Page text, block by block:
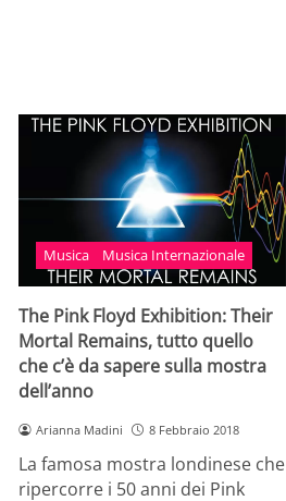
Musica Musica Internazionale
The Pink Floyd Exhibition: Their
Mortal Remains, tutto quello
che c’è da sapere sulla mostra
dell’anno
Arianna Madini 8 Febbraio 2018
La famosa mostra londinese che
ripercorre i 50 anni dei Pink